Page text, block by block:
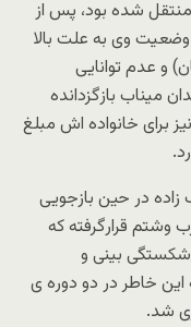
شده بود، پس از
وی به علت بالا
میلیون تومان) و عدم توانایی
میناب بازگزدانده
برای خانواده اش مبلغ
زاده در حین بازجویی
وشتم قرارگرفته که
بینی و
خاطر در دو دوره ی
شد.